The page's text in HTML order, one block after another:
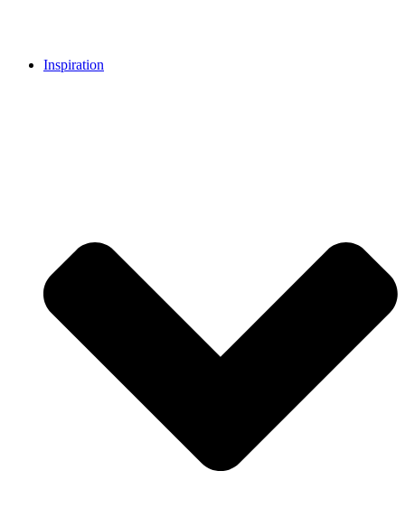
Inspiration